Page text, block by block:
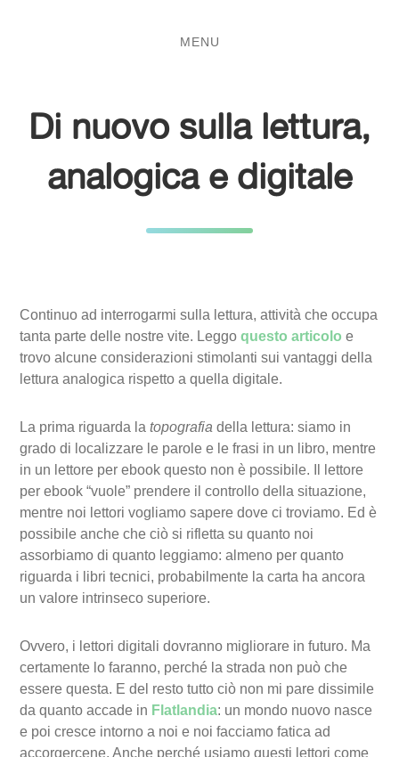
MENU
Di nuovo sulla lettura,
analogica e digitale
Continuo ad interrogarmi sulla lettura, attività che occupa
tanta parte delle nostre vite. Leggoquesto articolo e
trovo alcune considerazioni stimolanti sui vantaggi della
lettura analogica rispetto a quella digitale.
La prima riguarda latopografia della lettura: siamo in
grado di localizzare le parole e le frasi in un libro, mentre
in un lettore per ebook questo non è possibile. Il lettore
per ebook “vuole” prendere il controllo della situazione,
mentre noi lettori vogliamo sapere dove ci troviamo. Ed è
possibile anche che ciò si rifletta su quanto noi
assorbiamo di quanto leggiamo: almeno per quanto
riguarda i libri tecnici, probabilmente la carta ha ancora
un valore intrinseco superiore.
Ovvero, i lettori digitali dovranno migliorare in futuro. Ma
certamente lo faranno, perché la strada non può che
essere questa. E del resto tutto ciò non mi pare dissimile
da quanto accade in Flatlandia: un mondo nuovo nasce
e poi cresce intorno a noi e noi facciamo fatica ad
accorgercene. Anche perché usiamo questi lettori come